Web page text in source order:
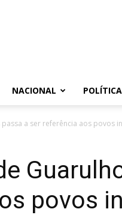
NACIONAL POLÍTICA
passa a ser referência aos povos
povos